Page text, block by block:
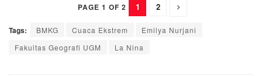
PAGE 1 OF 2 1 2
Tags: BMKG Cuaca Ekstrem
Emilya Nurjani
Fakultas Geografi UGM
La Nina